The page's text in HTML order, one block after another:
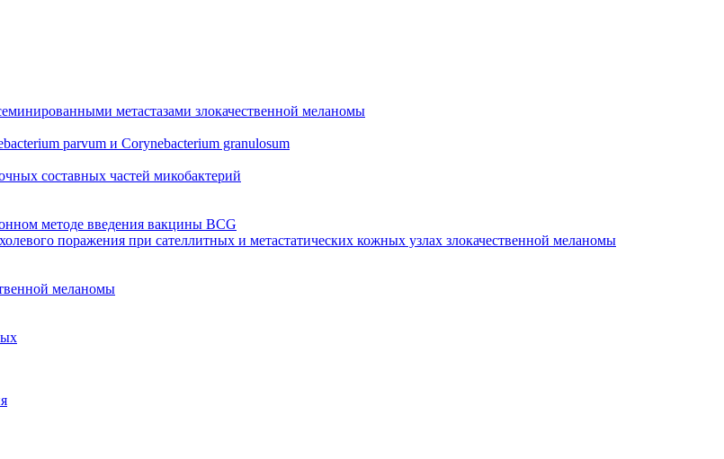
метастазами злокачественной меланомы
parvum и Corynebacterium granulosum
составных частей микобактерий
методе введения вакцины BCG
поражения при сателлитных и метастатических кожных узлах злокачественной меланомы
меланомы